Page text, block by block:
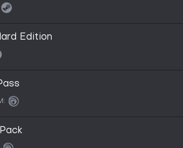
Edition